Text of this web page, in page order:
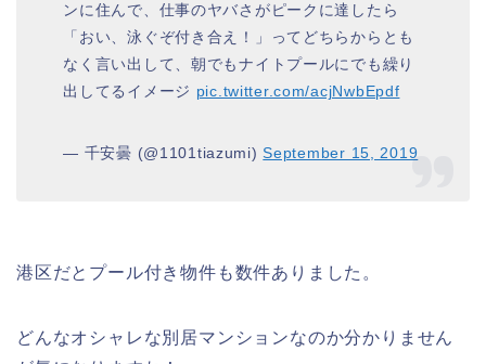
ンに住んで、仕事のヤバさがピークに達したら
「おい、泳ぐぞ付き合え！」ってどちらからとも
なく言い出して、朝でもナイトプールにでも繰り
出してるイメージ pic.twitter.com/acjNwbEpdf
— 千安曇 (@1101tiazumi)September 15, 2019
港区だとプール付き物件も数件ありました。
どんなオシャレな別居マンションなのか分かりません